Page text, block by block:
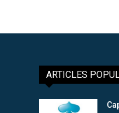
ARTICLES